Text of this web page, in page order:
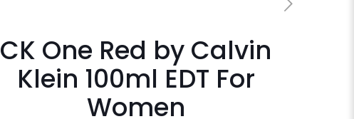
CK One Red by Calvin
Klein 100ml EDT For
Women